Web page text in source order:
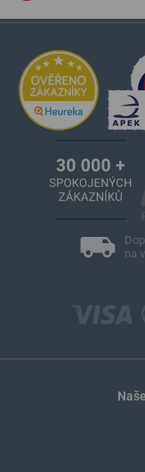
na